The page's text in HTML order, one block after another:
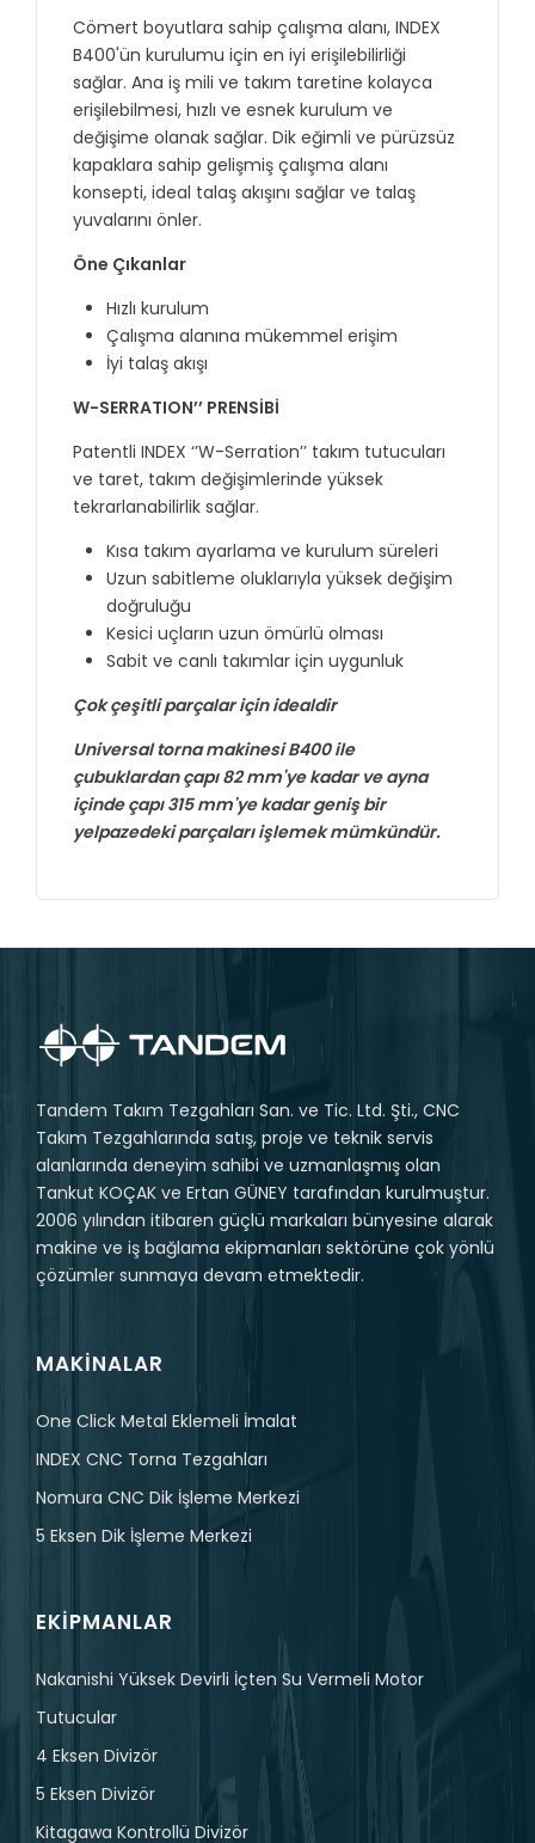
Cömert boyutlara sahip çalışma alanı, INDEX
B400'ün kurulumu için en iyi erişilebilirliği
sağlar. Ana iş mili ve takım taretine kolayca
erişilebilmesi, hızlı ve esnek kurulum ve
değişime olanak sağlar. Dik eğimli ve pürüzsüz
kapaklara sahip gelişmiş çalışma alanı
konsepti, ideal talaş akışını sağlar ve talaş
yuvalarını önler.
Öne Çıkanlar
Hızlı kurulum
Çalışma alanına mükemmel erişim
İyi talaş akışı
W-SERRATION’’ PRENSİBİ
Patentli INDEX ‘’W-Serration’’ takım tutucuları
ve taret, takım değişimlerinde yüksek
tekrarlanabilirlik sağlar.
Kısa takım ayarlama ve kurulum süreleri
Uzun sabitleme oluklarıyla yüksek değişim
doğruluğu
Kesici uçların uzun ömürlü olması
Sabit ve canlı takımlar için uygunluk
Çok çeşitli parçalar için idealdir
Universal torna makinesi B400 ile
çubuklardan çapı 82 mm'ye kadar ve ayna
içinde çapı 315 mm'ye kadar geniş bir
yelpazedeki parçaları işlemek mümkündür.
Tandem Takım Tezgahları San. ve Tic. Ltd. Şti., CNC
Takım Tezgahlarında satış, proje ve teknik servis
alanlarında deneyim sahibi ve uzmanlaşmış olan
Tankut KOÇAK ve Ertan GÜNEY tarafından kurulmuştur.
2006 yılından itibaren güçlü markaları bünyesine alarak
makine ve iş bağlama ekipmanları sektörüne çok yönlü
çözümler sunmaya devam etmektedir.
MAKINALAR
One Click Metal Eklemeli İmalat
INDEX CNC Torna Tezgahları
Nomura CNC Dik İşleme Merkezi
5 Eksen Dik İşleme Merkezi
EKIPMANLAR
Nakanishi Yüksek Devirli İçten Su Vermeli Motor
Tutucular
4 Eksen Divizör
5 Eksen Divizör
Kitagawa Kontrollü Divizör